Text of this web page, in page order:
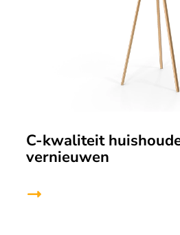
C-kwaliteit
vernieuwen